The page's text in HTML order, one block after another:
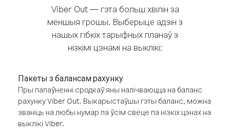
Viber Out — гэта больш хвілін за
меншыя грошы. Выберыце адзін з
нашых гібкіх тарыфных планаў з
нізкімі цэнамі на выклікі:
Пакеты з балансам рахунку
Пры папаўненні сродкаў яны налічваюцца на баланс
рахунку Viber Out. Выкарыстаўшы гэты баланс, можна
званіць на любы нумар па ўсім свеце па нізкіх цэнах на
выклікі Viber.